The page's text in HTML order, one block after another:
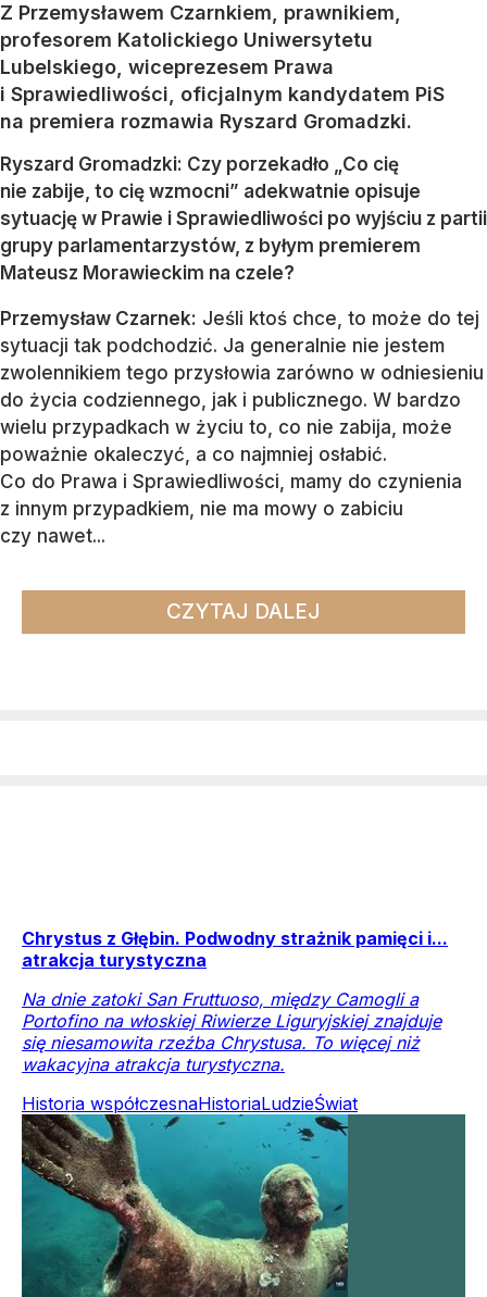
Z Przemysławem Czarnkiem, prawnikiem,
profesorem Katolickiego Uniwersytetu
Lubelskiego, wiceprezesem Prawa
i Sprawiedliwości, oficjalnym kandydatem PiS
na premiera rozmawia Ryszard Gromadzki.
Ryszard Gromadzki: Czy porzekadło „Co cię
nie zabije, to cię wzmocni” adekwatnie opisuje
sytuację w Prawie i Sprawiedliwości po wyjściu z partii
grupy parlamentarzystów, z byłym premierem
Mateusz Morawieckim na czele?
Przemysław Czarnek: Jeśli ktoś chce, to może do tej
sytuacji tak podchodzić. Ja generalnie nie jestem
zwolennikiem tego przysłowia zarówno w odniesieniu
do życia codziennego, jak i publicznego. W bardzo
wielu przypadkach w życiu to, co nie zabija, może
poważnie okaleczyć, a co najmniej osłabić.
Co do Prawa i Sprawiedliwości, mamy do czynienia
z innym przypadkiem, nie ma mowy o zabiciu
czy nawet...
CZYTAJ DALEJ
Chrystus z Głębin. Podwodny strażnik pamięci i...
atrakcja turystyczna
Na dnie zatoki San Fruttuoso, między Camogli a
Portofino na włoskiej Riwierze Liguryjskiej znajduje
się niesamowita rzeźba Chrystusa. To więcej niż
wakacyjna atrakcja turystyczna.
Historia współczesnaHistoriaLudzieŚwiat